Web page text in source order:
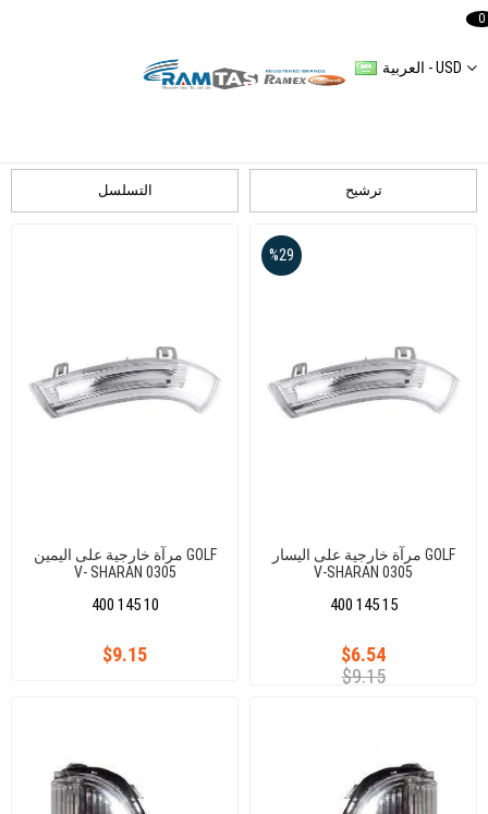
العربية - USD
0
ترشيح التسلسل
مرآة خارجية على اليمين GOLF
V- SHARAN 0305
400 145 10
$9.15
مرآة خارجية على اليسار GOLF
V-SHARAN 0305
400 145 15
$6.54
$9.15
%29